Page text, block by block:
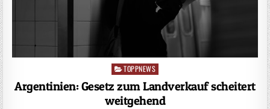
Posted
TOPPNEWS
Argentinien: Gesetz zum Landverkauf scheitert
weitgehend